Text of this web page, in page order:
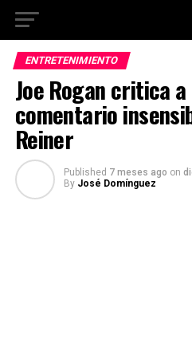
ENTRETENIMIENTO
Joe Rogan critica
comentario
Reiner
Published 7 meses ago on
By José Domínguez